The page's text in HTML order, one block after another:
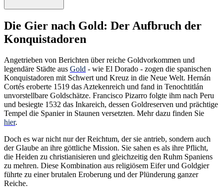
Die Gier nach Gold: Der Aufbruch der
Konquistadoren
Angetrieben von Berichten über reiche Goldvorkommen und
legendäre Städte aus Gold - wie El Dorado - zogen die spanischen
Konquistadoren mit Schwert und Kreuz in die Neue Welt. Hernán
Cortés eroberte 1519 das Aztekenreich und fand in Tenochtitlán
unvorstellbare Goldschätze. Francisco Pizarro folgte ihm nach Peru
und besiegte 1532 das Inkareich, dessen Goldreserven und prächtige
Tempel die Spanier in Staunen versetzten. Mehr dazu finden Sie
hier.
Doch es war nicht nur der Reichtum, der sie antrieb, sondern auch
der Glaube an ihre göttliche Mission. Sie sahen es als ihre Pflicht,
die Heiden zu christianisieren und gleichzeitig den Ruhm Spaniens
zu mehren. Diese Kombination aus religiösem Eifer und Goldgier
führte zu einer brutalen Eroberung und der Plünderung ganzer
Reiche.